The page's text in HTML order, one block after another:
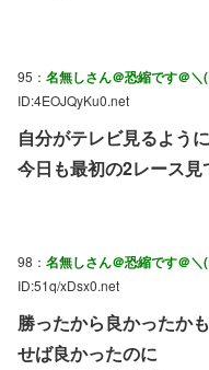
95： 名無しさん＠恐縮です＠
ID:4EOJQyKu0.net
自分がテレビ見るよう
今日も最初の2レース
98： 名無しさん＠恐縮です＠
ID:51q/xDsx0.net
勝ったから良かったか
せば良かったのに